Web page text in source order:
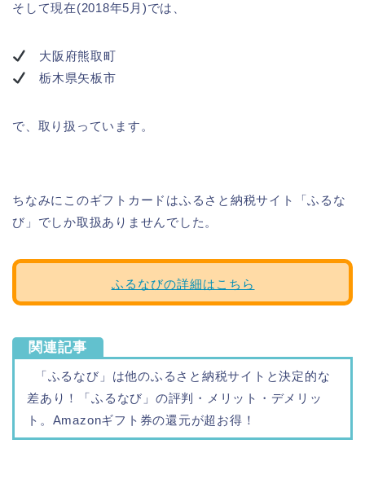
そして現在(2018年5月)では、
大阪府熊取町
栃木県矢板市
で、取り扱っています。
ちなみにこのギフトカードはふるさと納税サイト「ふるな
び」でしか取扱ありませんでした。
ふるなびの詳細はこちら
関連記事
「ふるなび」は他のふるさと納税サイトと決定的な
差あり！「ふるなび」の評判・メリット・デメリッ
ト。Amazonギフト券の還元が超お得！